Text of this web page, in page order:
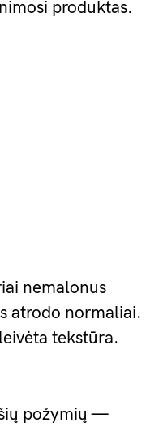
produktas.
nemalonus
atrodo normaliai.
tekstūra.
požymių —